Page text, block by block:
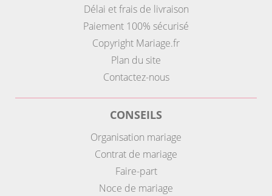
Délai et frais de livraison
Paiement 100% sécurisé
Copyright Mariage.fr
Plan du site
Contactez-nous
CONSEILS
Organisation mariage
Contrat de mariage
Faire-part
Noce de mariage